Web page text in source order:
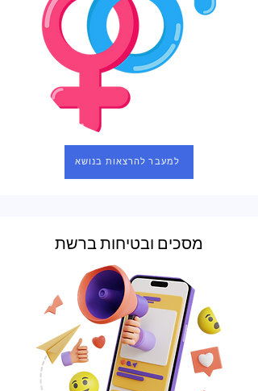
למעבר להרצאות בנושא
מסכים ובטיחות ברשת